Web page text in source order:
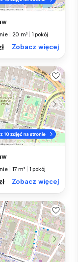
20 m² 1 pokój
Zobacz więcej
17 m² 1 pokój
Zobacz więcej